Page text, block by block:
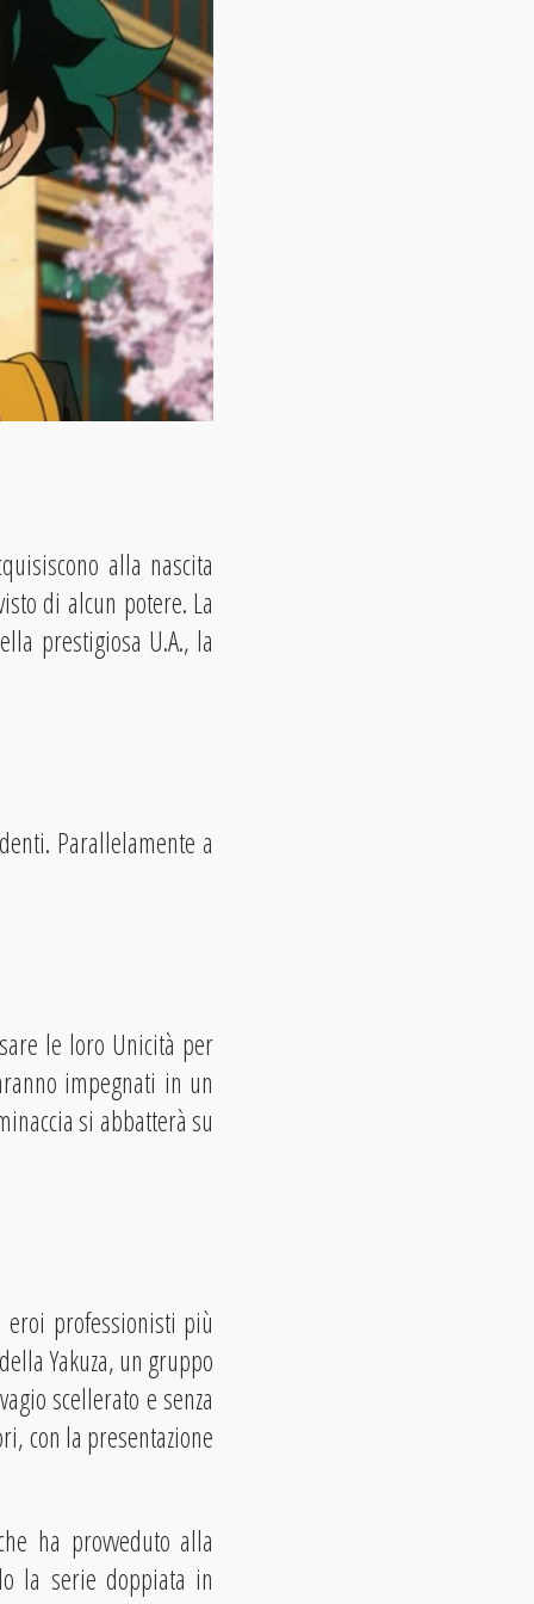
alla nascita
di alcun potere. La
prestigiosa U.A., la
Parallelamente a
le loro Unicità per
impegnati in un
si abbatterà su
eroi professionisti più
Yakuza, un gruppo
scellerato e senza
con la presentazione
ha provveduto alla
la serie doppiata in